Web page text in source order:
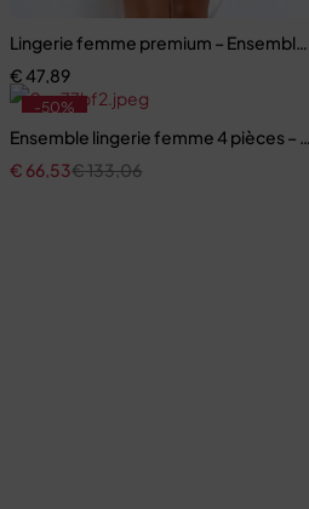
empiècements en maille raffinée
Lingerie femme premium –
€47,89
-50%
Ensemble lingerie femme 4 pièces
€133,06
€ 66,53